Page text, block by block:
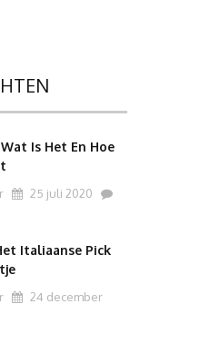
Is Het En Hoe
25 juli 2020
Italiaanse Pick
24 december